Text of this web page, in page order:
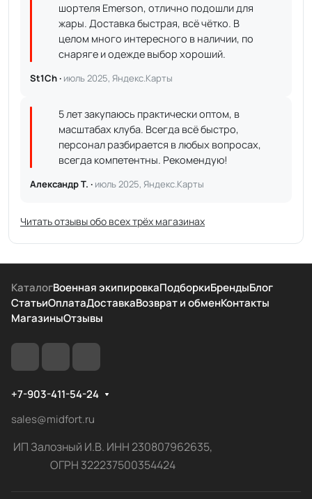
шортеля Emerson, отлично подошли для
жары. Доставка быстрая, всё чётко. В
целом много интересного в наличии, по
снаряге и одежде выбор хороший.
St1Ch · июль 2025, Яндекс.Карты
5 лет закупаюсь практически оптом, в
масштабах клуба. Всегда всё быстро,
персонал разбирается в любых вопросах,
всегда компетентны. Рекомендую!
Александр Т. · июль 2025, Яндекс.Карты
Читать отзывы обо всех трёх магазинах
КаталогВоенная экипировкаПодборкиБрендыБлог
СтатьиОплатаДоставкаВозврат и обменКонтакты
МагазиныОтзывы
+7-903-411-54-24
sales@midfort.ru
ИП Залозный И.В. ИНН 230807962635,
ОГРН 322237500354424